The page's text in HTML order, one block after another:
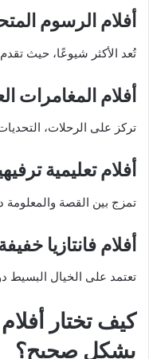
أفلام الرسوم
تُعد الأكثر شيوعًا، حيث
أفلام المغامرات
تركز على الرحلات،
أفلام تعليمية
تمزج بين القصة
أفلام فانتازيا
تعتمد على الخيال البسيط
بشكل صحيح؟